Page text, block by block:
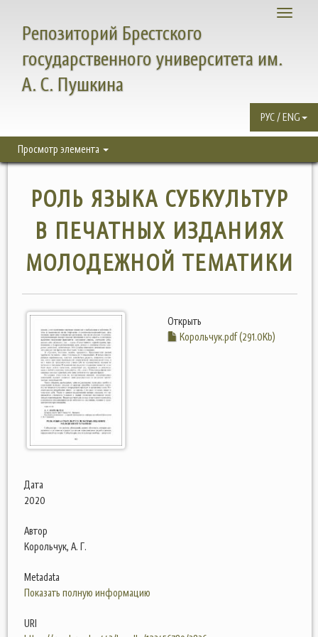
Toggle
Репозиторий Брестского
государственного университета им.
А. С. Пушкина
РУС / ENG
Просмотр элемента
РОЛЬ ЯЗЫКА СУБКУЛЬТУР
В ПЕЧАТНЫХ ИЗДАНИЯХ
МОЛОДЕЖНОЙ ТЕМАТИКИ
Открыть
Корольчук.pdf (291.0Kb)
Дата
2020
Автор
Корольчук, А. Г.
Metadata
Показать полную информацию
URI